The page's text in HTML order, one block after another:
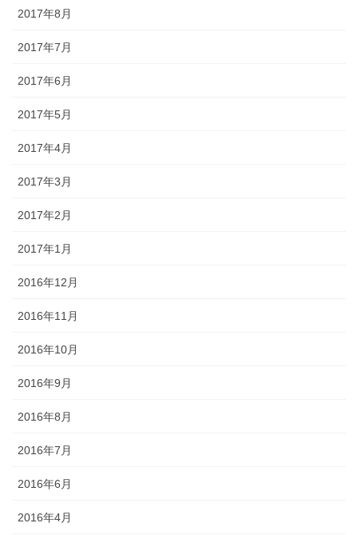
2017年8月
2017年7月
2017年6月
2017年5月
2017年4月
2017年3月
2017年2月
2017年1月
2016年12月
2016年11月
2016年10月
2016年9月
2016年8月
2016年7月
2016年6月
2016年4月